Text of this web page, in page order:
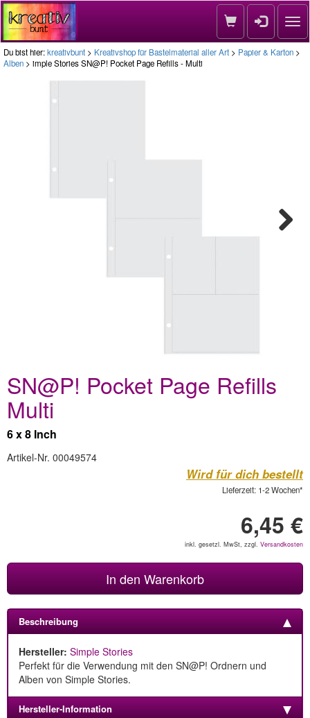
Du bist hier:kreativbunt > Kreativshop für Bastelmaterial aller Art > Papier & Karton >
Alben > imple Stories SN@P! Pocket Page Refills - Multi
SN@P! Pocket Page Refills
Multi
6 x 8 Inch
Artikel-Nr. 00049574
Wird für dich bestellt
Lieferzeit: 1-2 Wochen*
6,45 €
inkl. gesetzl. MwSt, zzgl. Versandkosten
In den Warenkorb
Beschreibung
Hersteller: Simple Stories
Perfekt für die Verwendung mit den SN@P! Ordnern und
Alben von Simple Stories.
Hersteller-Information